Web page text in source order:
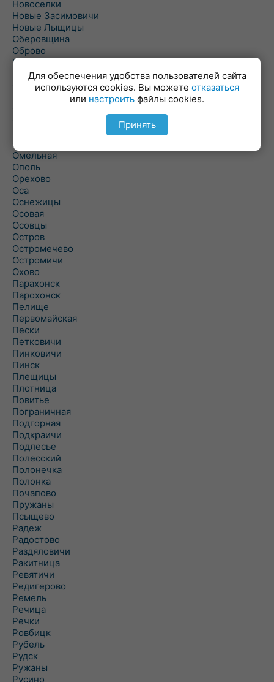
Новоселки
Новые Засимовичи
Новые Лыщицы
Оберовщина
Оброво
Огаревичи
Одрижин
Оздамичи
Озяты
Олтуш
Ольманы
Ольпень
Ольшаны
Омельная
Ополь
Орехово
Оса
Оснежицы
Осовая
Осовцы
Остров
Остромечево
Остромичи
Охово
Парахонск
Парохонск
Пелище
Первомайская
Пески
Петковичи
Пинковичи
Пинск
Плещицы
Плотница
Повитье
Пограничная
Подгорная
Подкраичи
Подлесье
Полесский
Полонечка
Полонка
Почапово
Пружаны
Псыщево
Радеж
Радостово
Раздяловичи
Ракитница
Ревятичи
Редигерово
Ремель
Речица
Речки
Ровбицк
Рубель
Рудск
Ружаны
Русино
Для обеспечения удобства пользователей сайта
используются cookies. Вы можете отказаться
или настроить файлы cookies.
Принять